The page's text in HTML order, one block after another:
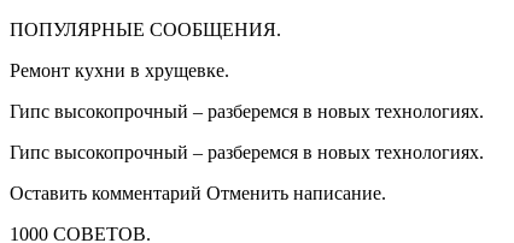
ПОПУЛЯРНЫЕ СООБЩЕНИЯ.
Ремонт кухни в хрущевке.
Гипс высокопрочный – разберемся в новых технологиях.
Гипс высокопрочный – разберемся в новых технологиях.
Оставить комментарий Отменить написание.
1000 СОВЕТОВ.